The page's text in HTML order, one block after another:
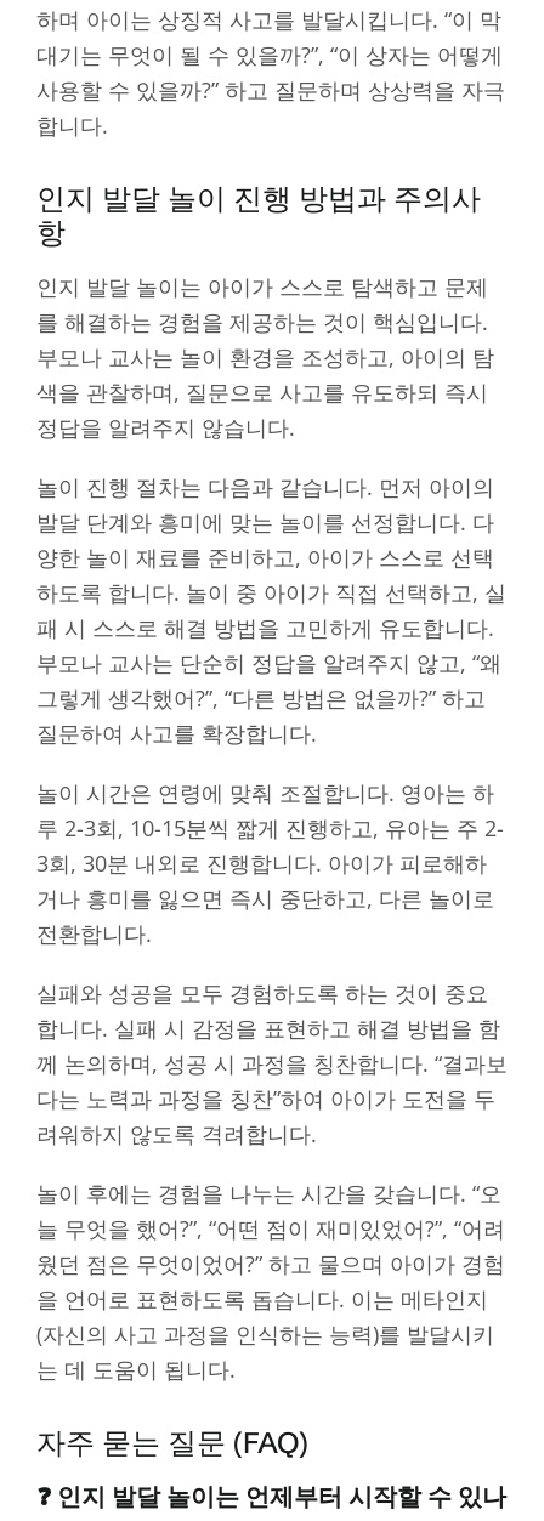
하며 아이는 상징적 사고를 발달시킵니다. “이 막
대기는 무엇이 될 수 있을까?”, “이 상자는 어떻게
사용할 수 있을까?” 하고 질문하며 상상력을 자극
합니다.
인지 발달 놀이 진행 방법과 주의사
항
인지 발달 놀이는 아이가 스스로 탐색하고 문제
를 해결하는 경험을 제공하는 것이 핵심입니다.
부모나 교사는 놀이 환경을 조성하고, 아이의 탐
색을 관찰하며, 질문으로 사고를 유도하되 즉시
정답을 알려주지 않습니다.
놀이 진행 절차는 다음과 같습니다. 먼저 아이의
발달 단계와 흥미에 맞는 놀이를 선정합니다. 다
양한 놀이 재료를 준비하고, 아이가 스스로 선택
하도록 합니다. 놀이 중 아이가 직접 선택하고, 실
패 시 스스로 해결 방법을 고민하게 유도합니다.
부모나 교사는 단순히 정답을 알려주지 않고, “왜
그렇게 생각했어?”, “다른 방법은 없을까?” 하고
질문하여 사고를 확장합니다.
놀이 시간은 연령에 맞춰 조절합니다. 영아는 하
루 2-3회, 10-15분씩 짧게 진행하고, 유아는 주 2-
3회, 30분 내외로 진행합니다. 아이가 피로해하
거나 흥미를 잃으면 즉시 중단하고, 다른 놀이로
전환합니다.
실패와 성공을 모두 경험하도록 하는 것이 중요
합니다. 실패 시 감정을 표현하고 해결 방법을 함
께 논의하며, 성공 시 과정을 칭찬합니다. “결과보
다는 노력과 과정을 칭찬”하여 아이가 도전을 두
려워하지 않도록 격려합니다.
놀이 후에는 경험을 나누는 시간을 갖습니다. “오
늘 무엇을 했어?”, “어떤 점이 재미있었어?”, “어려
웠던 점은 무엇이었어?” 하고 물으며 아이가 경험
을 언어로 표현하도록 돕습니다. 이는 메타인지
(자신의 사고 과정을 인식하는 능력)를 발달시키
는 데 도움이 됩니다.
자주 묻는 질문 (FAQ)
❓ 인지 발달 놀이는 언제부터 시작할 수 있나